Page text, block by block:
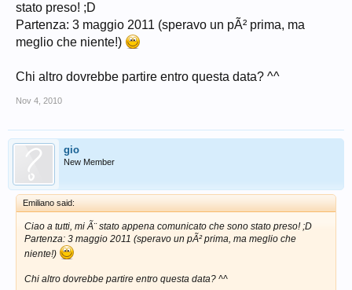
stato preso! ;D
Partenza: 3 maggio 2011 (speravo un pÃ² prima, ma
meglio che niente!)
Chi altro dovrebbe partire entro questa data? ^^
Nov 4, 2010
gio
New Member
Emiliano said:
Ciao a tutti, mi Ã¨ stato appena comunicato che sono stato preso! ;D
Partenza: 3 maggio 2011 (speravo un pÃ² prima, ma meglio che
niente!)
Chi altro dovrebbe partire entro questa data? ^^